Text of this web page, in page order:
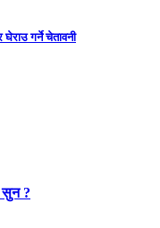
गर्ने चेतावनी
सुन ?